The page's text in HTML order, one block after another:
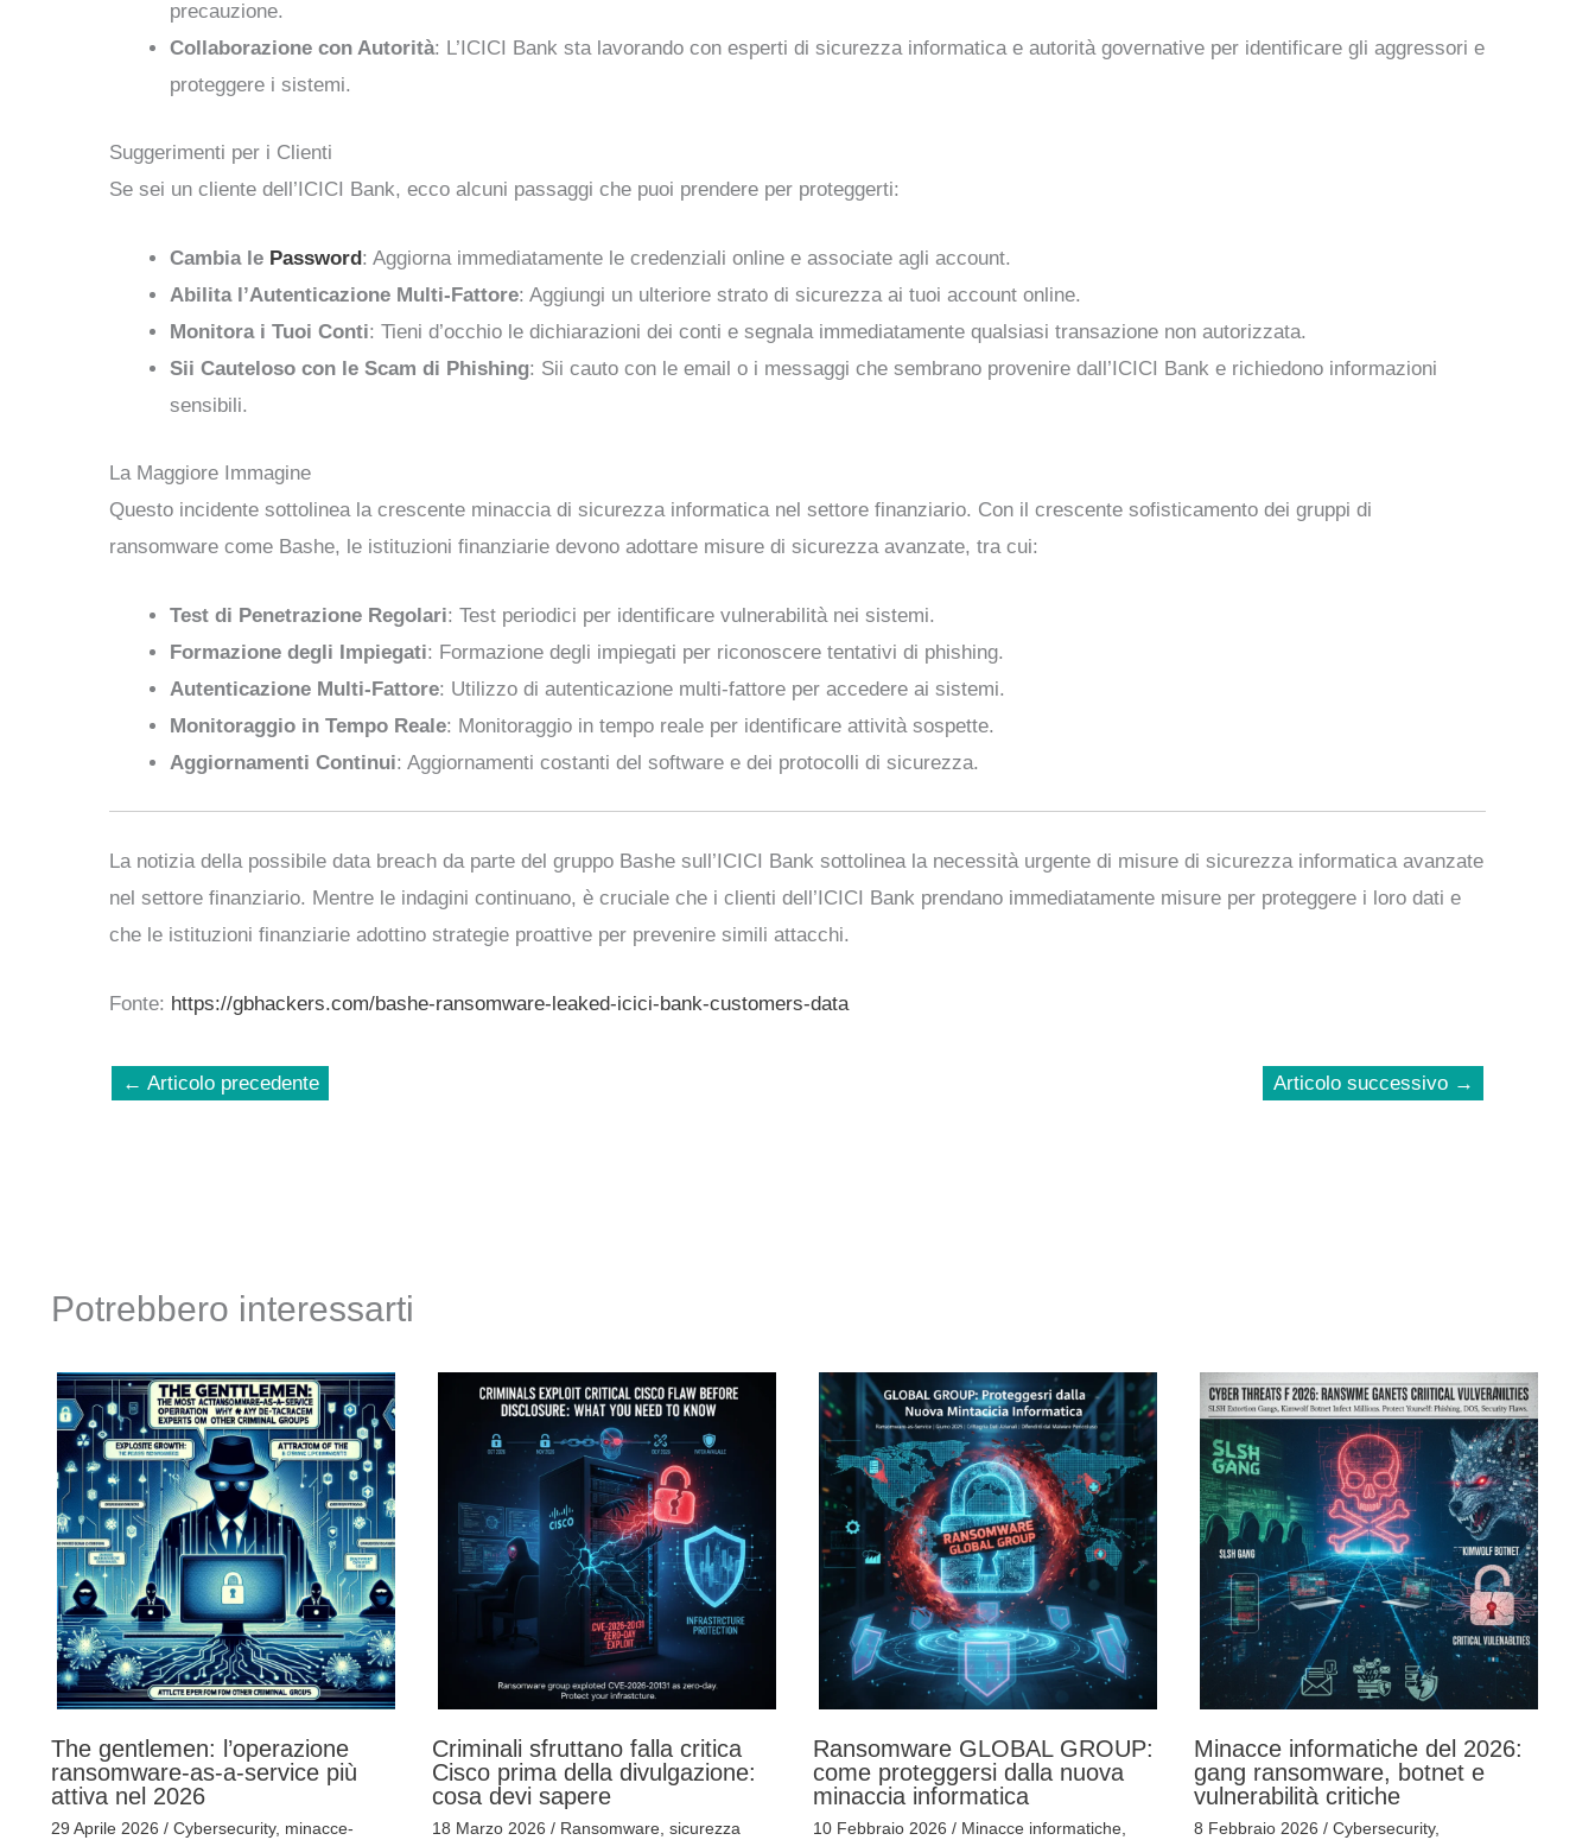
precauzione.
Collaborazione con Autorità: L’ICICI Bank sta lavorando con esperti di sicurezza informatica e autorità governative per identificare gli aggressori e
proteggere i sistemi.
Suggerimenti per i Clienti
Se sei un cliente dell’ICICI Bank, ecco alcuni passaggi che puoi prendere per proteggerti:
Cambia le Password: Aggiorna immediatamente le credenziali online e associate agli account.
Abilita l’Autenticazione Multi-Fattore: Aggiungi un ulteriore strato di sicurezza ai tuoi account online.
Monitora i Tuoi Conti: Tieni d’occhio le dichiarazioni dei conti e segnala immediatamente qualsiasi transazione non autorizzata.
Sii Cauteloso con le Scam di Phishing: Sii cauto con le email o i messaggi che sembrano provenire dall’ICICI Bank e richiedono informazioni
sensibili.
La Maggiore Immagine
Questo incidente sottolinea la crescente minaccia di sicurezza informatica nel settore finanziario. Con il crescente sofisticamento dei gruppi di
ransomware come Bashe, le istituzioni finanziarie devono adottare misure di sicurezza avanzate, tra cui:
Test di Penetrazione Regolari: Test periodici per identificare vulnerabilità nei sistemi.
Formazione degli Impiegati: Formazione degli impiegati per riconoscere tentativi di phishing.
Autenticazione Multi-Fattore: Utilizzo di autenticazione multi-fattore per accedere ai sistemi.
Monitoraggio in Tempo Reale: Monitoraggio in tempo reale per identificare attività sospette.
Aggiornamenti Continui: Aggiornamenti costanti del software e dei protocolli di sicurezza.
La notizia della possibile data breach da parte del gruppo Bashe sull’ICICI Bank sottolinea la necessità urgente di misure di sicurezza informatica avanzate
nel settore finanziario. Mentre le indagini continuano, è cruciale che i clienti dell’ICICI Bank prendano immediatamente misure per proteggere i loro dati e
che le istituzioni finanziarie adottino strategie proattive per prevenire simili attacchi.
Fonte: https://gbhackers.com/bashe-ransomware-leaked-icici-bank-customers-data
← Articolo precedente Articolo successivo →
Potrebbero interessarti
The gentlemen: l’operazione
ransomware-as-a-service più
attiva nel 2026
29 Aprile 2026 / Cybersecurity, minacce-
Criminali sfruttano falla critica
Cisco prima della divulgazione:
cosa devi sapere
18 Marzo 2026 / Ransomware, sicurezza
Ransomware GLOBAL GROUP:
come proteggersi dalla nuova
minaccia informatica
10 Febbraio 2026 / Minacce informatiche,
Minacce informatiche del 2026:
gang ransomware, botnet e
vulnerabilità critiche
8 Febbraio 2026 / Cybersecurity,